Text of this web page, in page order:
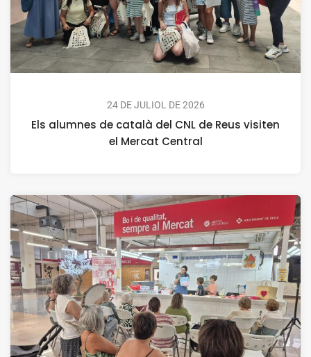
24 DE JULIOL DE 2026
Els alumnes de català del CNL de Reus visiten
el Mercat Central